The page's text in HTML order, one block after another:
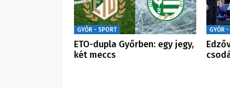
GYŐR - SPORT
ETO-dupla Győrben: egy jegy,
két meccs
GYŐR